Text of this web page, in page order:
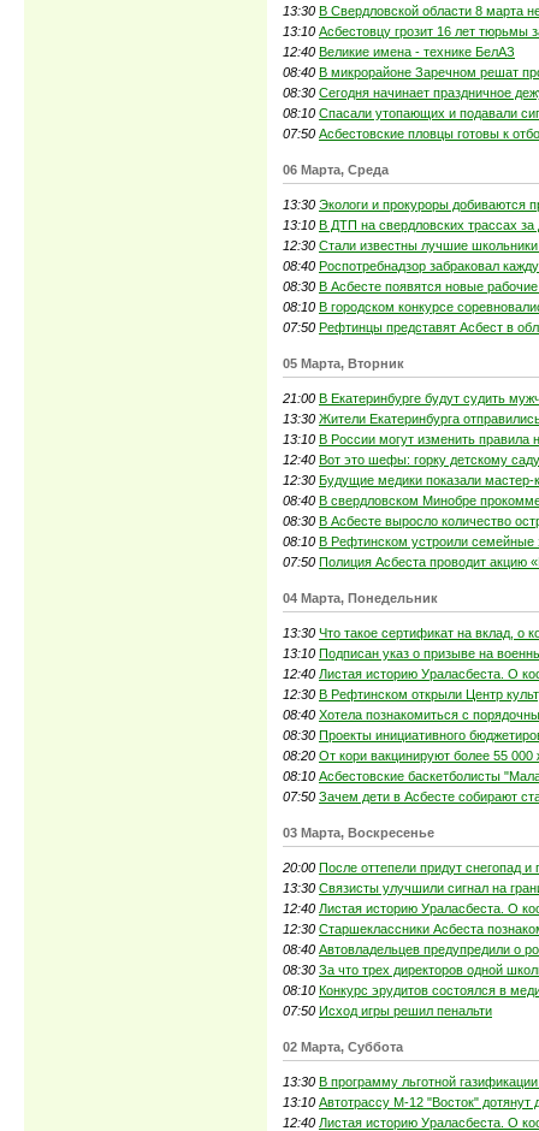
13:30 В Свердловской области 8 марта
13:10 Асбестовцу грозит 16 лет тюрьмы
12:40 Великие имена - технике БелАЗ
08:40 В микрорайоне Заречном решат
08:30 Сегодня начинает праздничное
08:10 Спасали утопающих и подавали
07:50 Асбестовские пловцы готовы к
06 Марта, Среда
13:30 Экологи и прокуроры добиваются
13:10 В ДТП на свердловских трассах
12:30 Стали известны лучшие школьники
08:40 Роспотребнадзор забраковал
08:30 В Асбесте появятся новые
08:10 В городском конкурсе
07:50 Рефтинцы представят Асбест в
05 Марта, Вторник
21:00 В Екатеринбурге будут судить
13:30 Жители Екатеринбурга
13:10 В России могут изменить
12:40 Вот это шефы: горку детскому
12:30 Будущие медики показали мастер-
08:40 В свердловском Минобре
08:30 В Асбесте выросло количество
08:10 В Рефтинском устроили семейные
07:50 Полиция Асбеста проводит акцию
04 Марта, Понедельник
13:30 Что такое сертификат на вклад, о
13:10 Подписан указ о призыве на
12:40 Листая историю Ураласбеста. О
12:30 В Рефтинском открыли Центр
08:40 Хотела познакомиться с
08:30 Проекты инициативного
08:20 От кори вакцинируют более 55 000
08:10 Асбестовские баскетболисты
07:50 Зачем дети в Асбесте собирают
03 Марта, Воскресенье
20:00 После оттепели придут снегопад и
13:30 Связисты улучшили сигнал на
12:40 Листая историю Ураласбеста. О
12:30 Старшеклассники Асбеста
08:40 Автовладельцев предупредили о
08:30 За что трех директоров одной
08:10 Конкурс эрудитов состоялся в
07:50 Исход игры решил пенальти
02 Марта, Суббота
13:30 В программу льготной
13:10 Автотрассу М-12 "Восток" дотянут
12:40 Листая историю Ураласбеста. О